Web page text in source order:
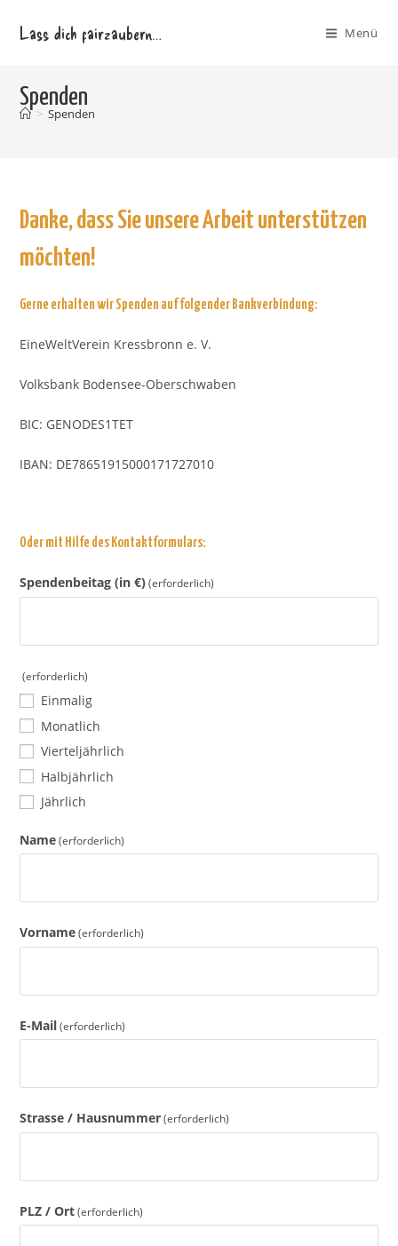
InhaltLass dich fairzaubern… Menü
Spenden
> Spenden
Danke, dass Sie unsere Arbeit unterstützen
möchten!
Gerne erhalten wir Spenden auf folgender Bankverbindung:
EineWeltVerein Kressbronn e. V.
Volksbank Bodensee-Oberschwaben
BIC: GENODES1TET
IBAN: DE78651915000171727010
Oder mit Hilfe des Kontaktformulars:
Spendenbeitag (in €) (erforderlich)
(erforderlich)
Einmalig
Monatlich
Vierteljährlich
Halbjährlich
Jährlich
Name (erforderlich)
Vorname (erforderlich)
E-Mail (erforderlich)
Strasse / Hausnummer (erforderlich)
PLZ / Ort (erforderlich)